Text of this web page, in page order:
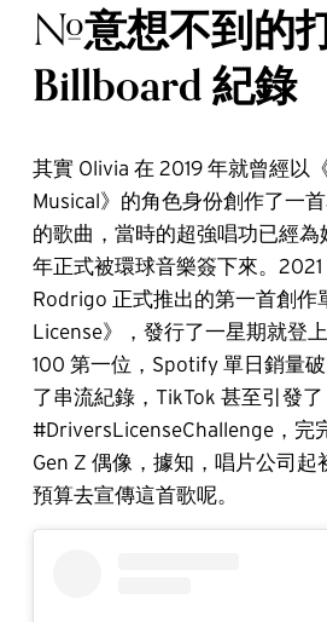
#意想不到的
Billboard 紀錄
其實 Olivia 在 2019 年就曾經以
Musical》的角色身份創作了一首
的歌曲，當時的超強唱功已經
年正式被環球音樂簽下來。2021
Rodrigo 正式推出的第一首創作
License》，發行了一星期就登
100 第一位，Spotify 單日銷量
了串流紀錄，TikTok 甚至引發了
#DriversLicenseChallenge，完
Gen Z 偶像，據知，唱片公司起
預算去宣傳這首歌呢。